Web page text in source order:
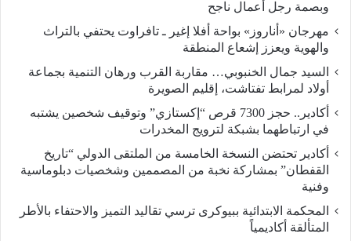
وبصمة رجل أعمال ناجح
مهرجان «أناروز» بواحة أفلا إغير ـ تافراوت يحتفي بالتراث
والهوية ويعزز إشعاع المنطقة
السيد جمال الخنبوبي… مقاربة القرب ورهان التنمية بجماعة
أولاد لمرابط تفتاشت، إقليم الصويرة
أكادير.. حجز 7300 قرص “إكستازي” وتوقيف شخصين يشتبه
في ارتباطهما بشبكة لترويج المخدرات
أكادير تحتضن النسخة الخامسة من الملتقى الدولي “تاريخ
القفطان” بمشاركة نخبة من المصممين وشخصيات دبلوماسية
وفنية
المحكمة الابتدائية ببيوكرى ترسي تقاليد التميز والاحتفاء بالأطر
المتألقة أكاديمياً